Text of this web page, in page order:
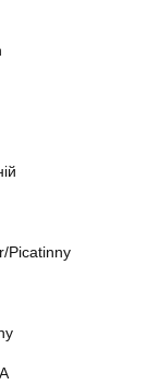
Picatinny